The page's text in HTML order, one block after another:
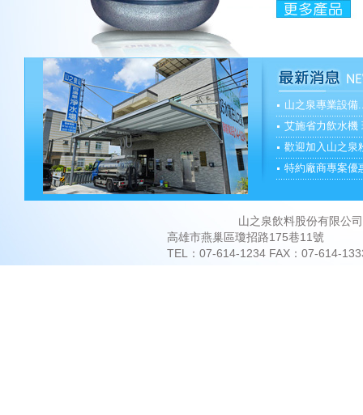
山之泉專業設備
艾施省力飲水機
歡迎加入山之泉
特約廠商專案優
山之泉飲料股份有限公
高雄市燕巢區瓊招路175巷11號
TEL：07-614-1234 FAX：07-614-